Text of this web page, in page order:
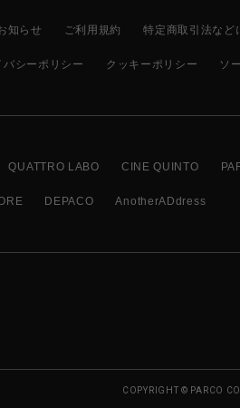
知らせ ご利用規約 特定商取引法など
バシーポリシー クッキーポリシー ソ
QUATTRO LABO CINE QUINTO
DEPACO AnotherADdress
COPYRIGHT © PARCO